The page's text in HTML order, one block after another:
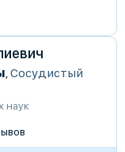
,Сосудистый
наук